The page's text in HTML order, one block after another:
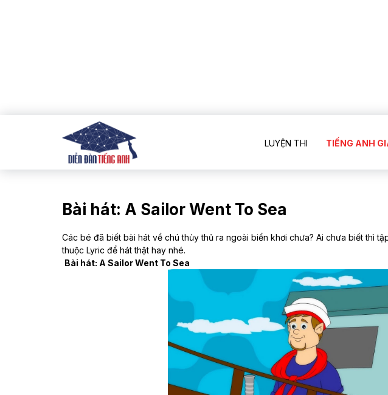
LUYỆN THI TIẾNG ANH
Bài hát: A Sailor Went To Sea
Các bé đã biết bài hát về chú thủy thủ ra ngoài biển khơi chưa? Ai chưa biết thì
thuộc Lyric để hát thật hay nhé.
Bài hát: A Sailor Went To Sea